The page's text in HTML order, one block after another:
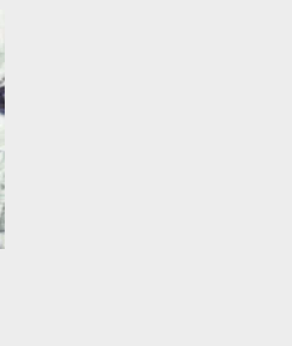
von
PfarrerB